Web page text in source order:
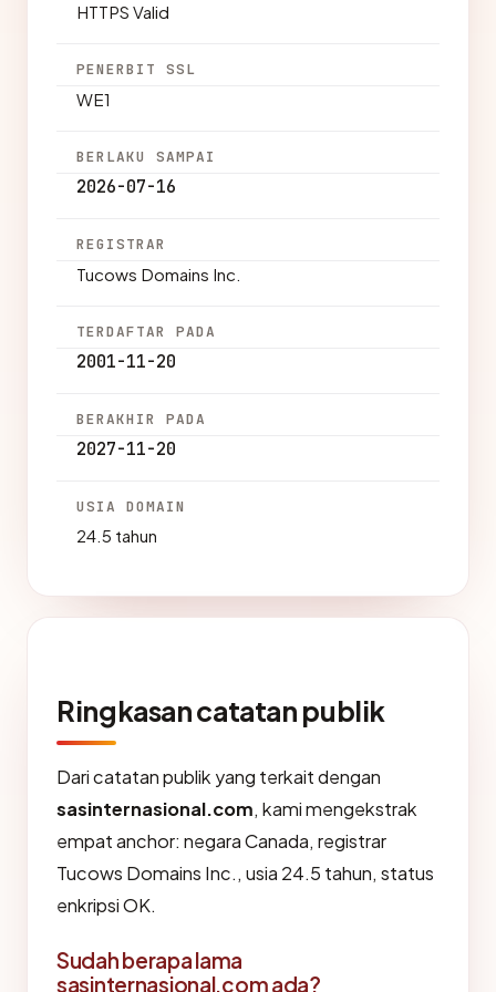
HTTPS Valid
PENERBIT SSL
WE1
BERLAKU SAMPAI
2026-07-16
REGISTRAR
Tucows Domains Inc.
TERDAFTAR PADA
2001-11-20
BERAKHIR PADA
2027-11-20
USIA DOMAIN
24.5 tahun
Ringkasan catatan publik
Dari catatan publik yang terkait dengan
sasinternasional.com, kami mengekstrak
empat anchor: negara Canada, registrar
Tucows Domains Inc., usia 24.5 tahun, status
enkripsi OK.
Sudah berapa lama
sasinternasional.com ada?